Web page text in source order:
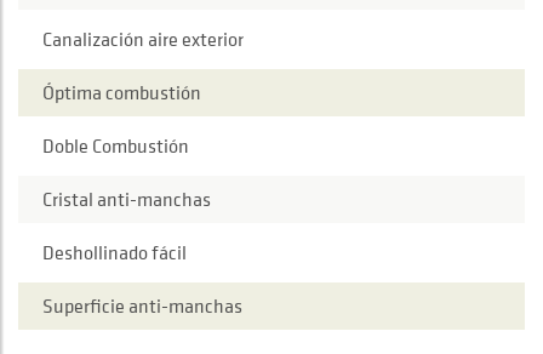
Canalización aire exterior
Óptima combustión
Doble Combustión
Cristal anti-manchas
Deshollinado fácil
Superficie anti-manchas